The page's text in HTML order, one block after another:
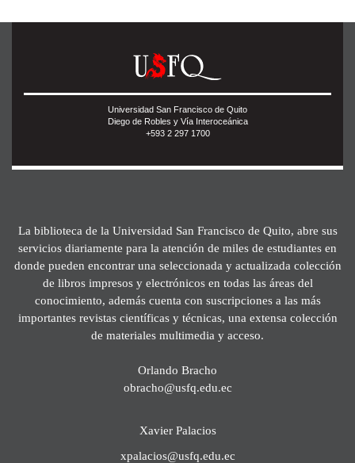
Universidad San Francisco de Quito
Diego de Robles y Vía Interoceánica
+593 2 297 1700
La biblioteca de la Universidad San Francisco de Quito, abre sus
servicios diariamente para la atención de miles de estudiantes en
donde pueden encontrar una seleccionada y actualizada colección
de libros impresos y electrónicos en todas las áreas del
conocimiento, además cuenta con suscripciones a las más
importantes revistas científicas y técnicas, una extensa colección
de materiales multimedia y acceso.
Orlando Bracho
obracho@usfq.edu.ec
Xavier Palacios
xpalacios@usfq.edu.ec